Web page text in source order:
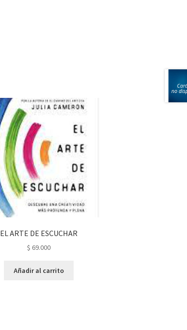
EL ARTE DE ESCUCHAR
$ 69.000
Añadir al carrito